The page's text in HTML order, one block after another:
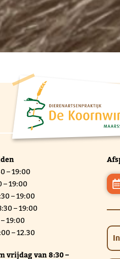
– 19:00
19:00
– 19:00
– 19:00
19:00
– 12.30
vrijdag van 8:30 –